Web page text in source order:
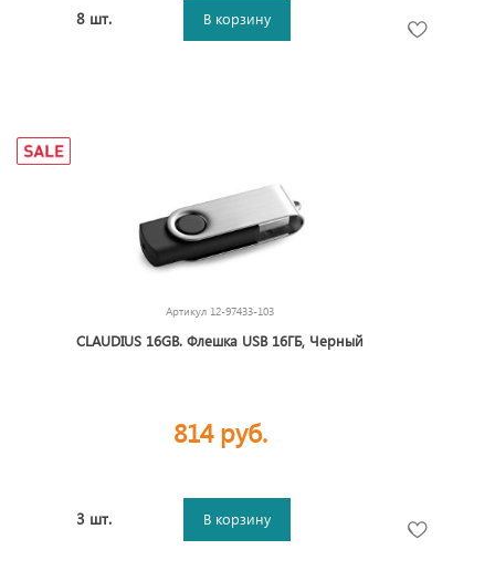
8 шт. В корзину
Артикул 12-97433-103
CLAUDIUS 16GB. Флешка USB 16ГБ, Черный
814 руб.
3 шт. В корзину